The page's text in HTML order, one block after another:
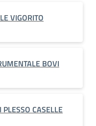
VIGORITO
BOVI
CASELLE